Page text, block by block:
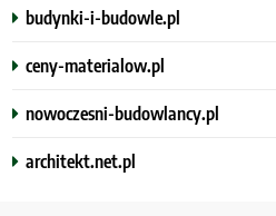
budynki-i-budowle.pl
ceny-materialow.pl
nowoczesni-budowlancy.pl
architekt.net.pl